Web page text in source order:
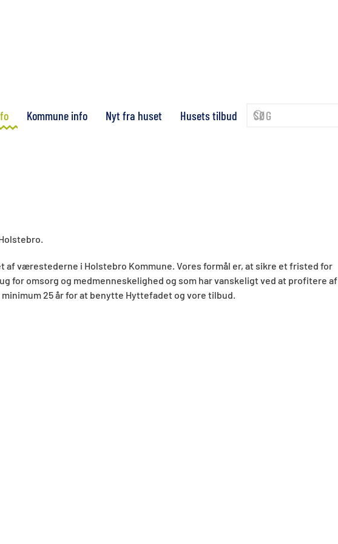
Kommune info Nyt fra huset Husets tilbud
værestederne i Holstebro Kommune. Vores formål er, at sikre et fristed for
for omsorg og medmenneskelighed og som har vanskeligt ved at profitere af
25 år for at benytte Hyttefadet og vore tilbud.